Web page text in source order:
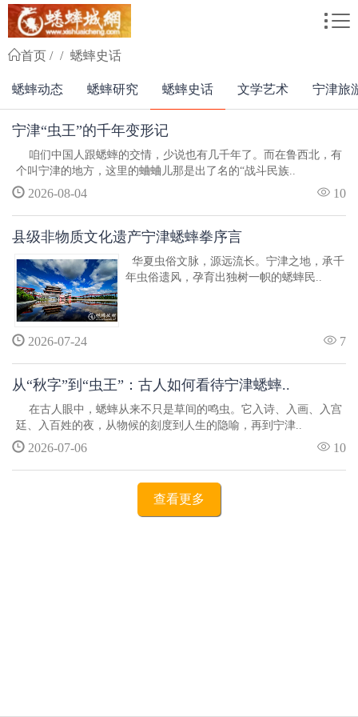
首页 蟋蟀史话
蟋蟀动态 蟋蟀研究 蟋蟀史话 文学艺术 宁津旅
宁津“虫王”的千年变形记
咱们中国人跟蟋蟀的交情，少说也有几千年了。而在鲁西北，有
个叫宁津的地方，这里的蛐蛐儿那是出了名的“战斗民族..
2026-08-04 10
县级非物质文化遗产宁津蟋蟀拳序言
华夏虫俗文脉，源远流长。宁津之地，承千
年虫俗遗风，孕育出独树一帜的蟋蟀民..
2026-07-24 7
从“秋字”到“虫王”：古人如何看待宁津蟋蟀..
在古人眼中，蟋蟀从来不只是草间的鸣虫。它入诗、入画、入宫
廷、入百姓的夜，从物候的刻度到人生的隐喻，再到宁津..
2026-07-06 10
查看更多